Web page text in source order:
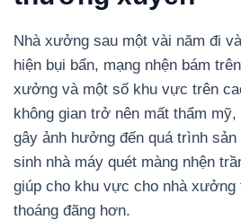
Nhà xưởng sau một vài năm đi
hiện bụi bẩn, mạng nhện bám
xưởng và một số khu vực trên
không gian trở nên mất thẩm mỹ,
gây ảnh hưởng đến quá trình
sinh nhà máy quét màng nhện
giúp cho khu vực cho nhà xưởng
thoáng đãng hơn.